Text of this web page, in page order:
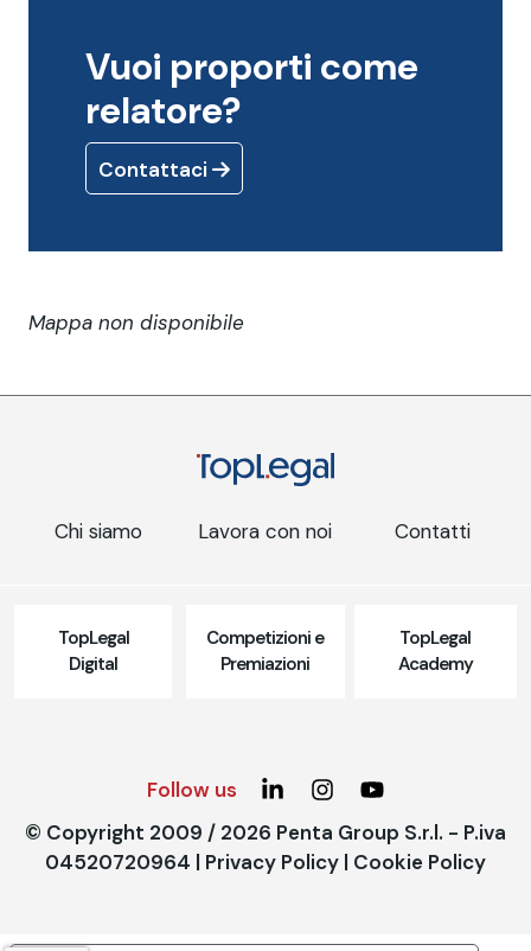
Vuoi proporti come
relatore?
Contattaci
Mappa non disponibile
Chi siamo Lavora con noi Contatti
TopLegal
Digital
Competizioni e
Premiazioni
TopLegal
Academy
Follow us
© Copyright 2009 / 2026 Penta Group S.r.l. - P.iva
04520720964 | Privacy Policy | Cookie Policy